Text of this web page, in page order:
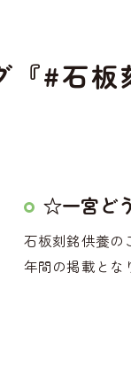
『#石板
☆一宮ど
石板刻銘供養の
年間の掲載とな